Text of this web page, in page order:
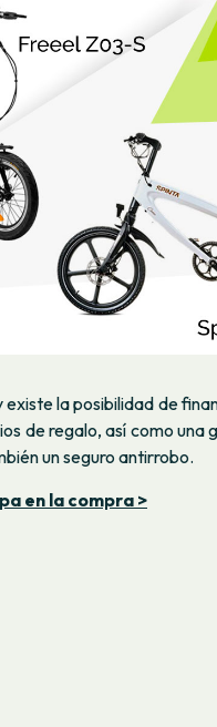
existe la posibilidad de
de regalo, así como una
un seguro antirrobo.
en la compra >